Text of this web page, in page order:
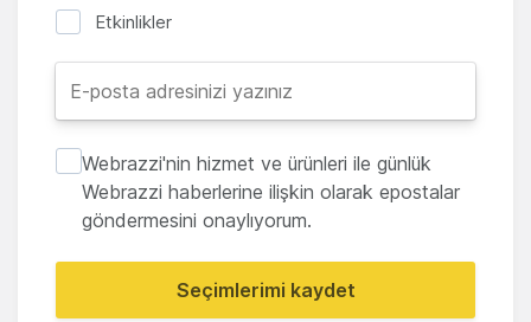
Etkinlikler
Webrazzi'nin hizmet ve ürünleri ile günlük
Webrazzi haberlerine ilişkin olarak epostalar
göndermesini onaylıyorum.
Seçimlerimi kaydet